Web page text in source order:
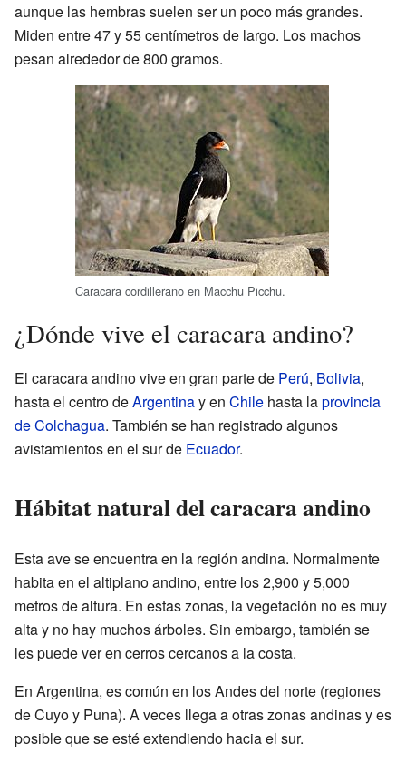
aunque las hembras suelen ser un poco más grandes.
Miden entre 47 y 55 centímetros de largo. Los machos
pesan alrededor de 800 gramos.
Caracara cordillerano en Macchu Picchu.
¿Dónde vive el caracara andino?
El caracara andino vive en gran parte de Perú, Bolivia,
hasta el centro deArgentinay en Chile hasta laprovincia
de Colchagua. También se han registrado algunos
avistamientos en el sur de Ecuador.
Hábitat natural del caracara andino
Esta ave se encuentra en la región andina. Normalmente
habita en el altiplano andino, entre los 2,900 y 5,000
metros de altura. En estas zonas, la vegetación no es muy
alta y no hay muchos árboles. Sin embargo, también se
les puede ver en cerros cercanos a la costa.
En Argentina, es común en los Andes del norte (regiones
de Cuyo y Puna). A veces llega a otras zonas andinas y es
posible que se esté extendiendo hacia el sur.